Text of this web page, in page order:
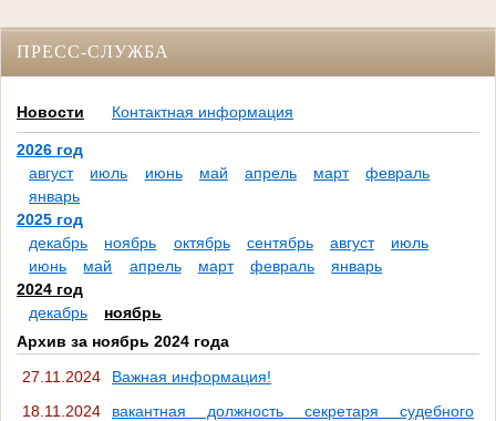
ПРЕСС-СЛУЖБА
Новости Контактная информация
2026 год
август
июль июнь май апрель март
февраль
январь
2025 год
декабрь
ноябрь октябрь сентябрь август
июль
июнь
май апрель март февраль
январь
2024 год
декабрь
ноябрь
Архив за ноябрь 2024 года
27.11.2024
Важная информация!
18.11.2024
вакантная должность секретаря судебного